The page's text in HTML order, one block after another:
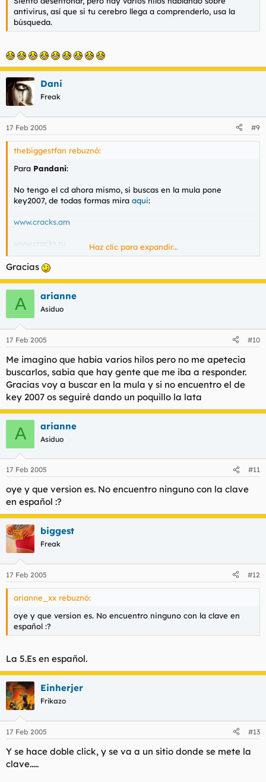
antivirus, así que si tu cerebro llega a comprenderlo, usa la
búsqueda.
Dani
Freak
17 Feb 2005 #9
thebiggestfan rebuznó:
Para Pandani:
No tengo el cd ahora mismo, si buscas en la mula pone
key2007, de todas formas mira aqui:
www.cracks.am
www.cracks.ru
En mis tiempos de windows lo sacaba todo de alli.
Haz clic para expandir...
Gracias
A arianne
Asiduo
17 Feb 2005 #10
Me imagino que habia varios hilos pero no me apetecia
buscarlos, sabia que hay gente que me iba a responder.
Gracias voy a buscar en la mula y si no encuentro el de
key 2007 os seguiré dando un poquillo la lata
A arianne
Asiduo
17 Feb 2005 #11
oye y que version es. No encuentro ninguno con la clave
en español :?
biggest
Freak
17 Feb 2005 #12
arianne_xx rebuznó:
oye y que version es. No encuentro ninguno con la clave en
español :?
La 5.Es en español.
Einherjer
Frikazo
17 Feb 2005 #13
Y se hace doble click, y se va a un sitio donde se mete la
clave.....